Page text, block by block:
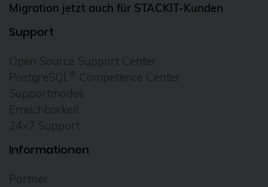
Migration jetzt auch für STACKIT-Kunden
Support
Open Source Support Center
PostgreSQL ® Competence Center
Supportmodell
Erreichbarkeit
24×7 Support
Informationen
Partner